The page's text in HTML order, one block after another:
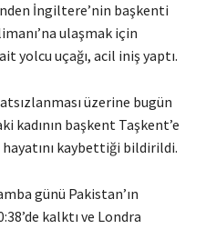
İngiltere’nin başkenti
ulaşmak için
yolcu uçağı, acil iniş yaptı.
üzerine bugün
kadının başkent Taşkent’e
hayatını kaybettiği bildirildi.
günü Pakistan’ın
kalktı ve Londra